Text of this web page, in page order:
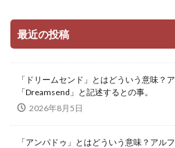
最近の投稿
「ドリームセンド」とはどういう意味？
「Dreamsend」と記述するとの事。
2026年8月5日
「アンパドゥ」とはどういう意味？アル